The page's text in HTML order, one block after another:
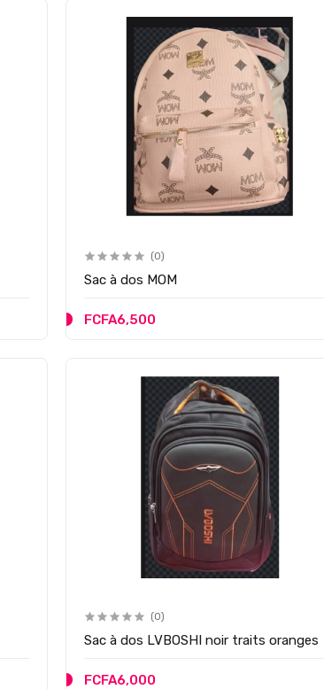
(0)
Sac à dos MOM
FCFA6,500
(0)
Sac à dos LVBOSHI noir traits oranges
FCFA6,000